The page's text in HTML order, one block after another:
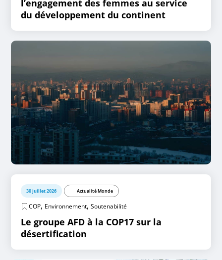
l’engagement des femmes au service
du développement du continent
30 juillet 2026 Actualité Monde
COP, Environnement,Soutenabilité
Le groupe AFD à la COP17 sur la
désertification